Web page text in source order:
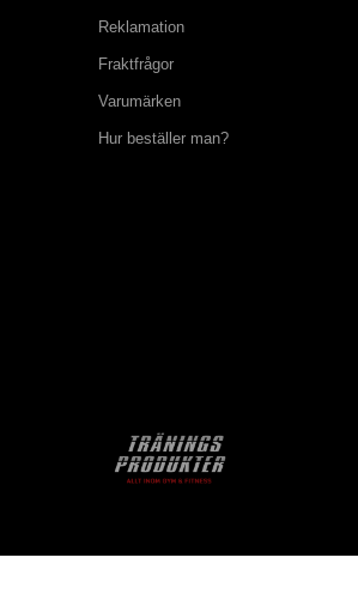
Reklamation
Fraktfrågor
Varumärken
Hur beställer man?